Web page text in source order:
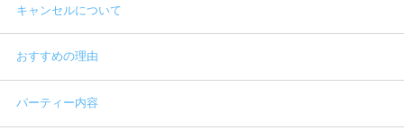
キャンセルについて
おすすめの理由
パーティー内容